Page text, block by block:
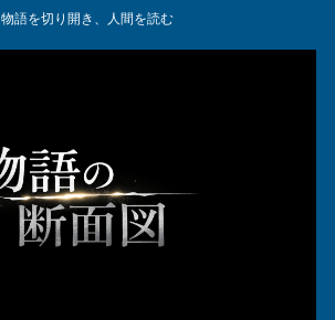
物語を切り開き、人間を読む